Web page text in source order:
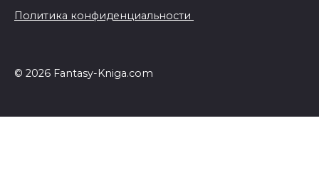
Политика конфиденциальности
© 2026 Fantasy-Kniga.com